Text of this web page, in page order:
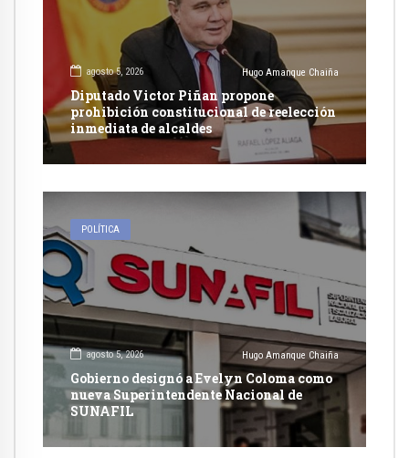
agosto 5, 2026 Hugo Amanque Chaiña
Diputado Victor Piñan propone
prohibición constitucional de reelección
inmediata de alcaldes
POLÍTICA
agosto 5, 2026 Hugo Amanque Chaiña
Gobierno designó a Evelyn Coloma como
nueva Superintendente Nacional de
SUNAFIL